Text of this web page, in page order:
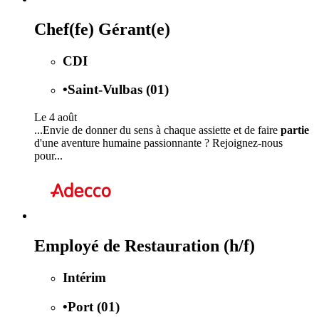
Chef(fe) Gérant(e)
CDI
•Saint-Vulbas (01)
Le 4 août
...Envie de donner du sens à chaque assiette et de faire partie
d'une aventure humaine passionnante ? Rejoignez-nous
pour...
Employé de Restauration (h/f)
Intérim
•Port (01)